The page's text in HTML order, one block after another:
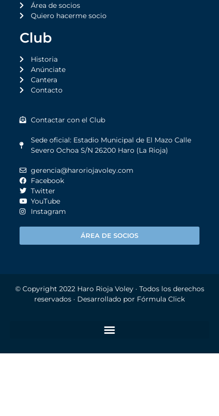
Área de socios
Quiero hacerme socio
Club
Historia
Anúnciate
Cantera
Contacto
Contactar con el Club
Sede oficial: Estadio Municipal de El Mazo Calle
Severo Ochoa S/N 26200 Haro (La Rioja)
gerencia@haroriojavoley.com
Facebook
Twitter
YouTube
Instagram
ÁREA DE SOCIOS
© Copyright 2022 Haro Rioja Voley· Todos los derechos
reservados · Desarrollado por Fórmula Click